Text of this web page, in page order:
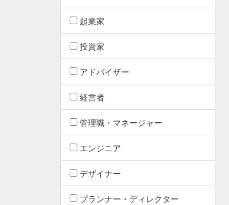
起業家
投資家
アドバイザー
経営者
管理職・マネージャー
エンジニア
デザイナー
プランナー・ディレクター